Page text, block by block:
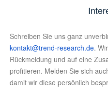
Schreiben Sie uns ganz
kontakt@trend-research.de.
Rückmeldung und auf eine
profitieren. Melden Sie sich
damit wir diese persönlich